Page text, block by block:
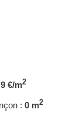
9 €/m2
: 0 m2